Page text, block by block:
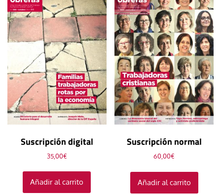
Suscripción digital
35,00€
Añadir al carrito
Suscripción normal
60,00€
Añadir al carrito